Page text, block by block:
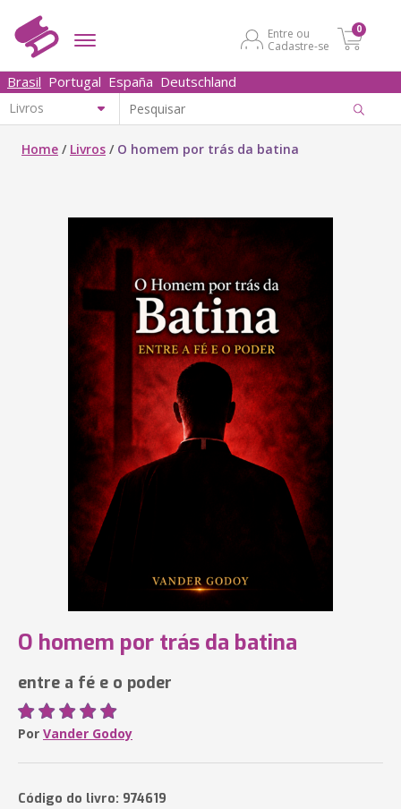
Entre ou
Cadastre-se
0
Brasil Portugal España Deutschland
Home / Livros / O homem por trás da batina
O homem por trás da batina
entre a fé e o poder
Por Vander Godoy
Código do livro: 974619